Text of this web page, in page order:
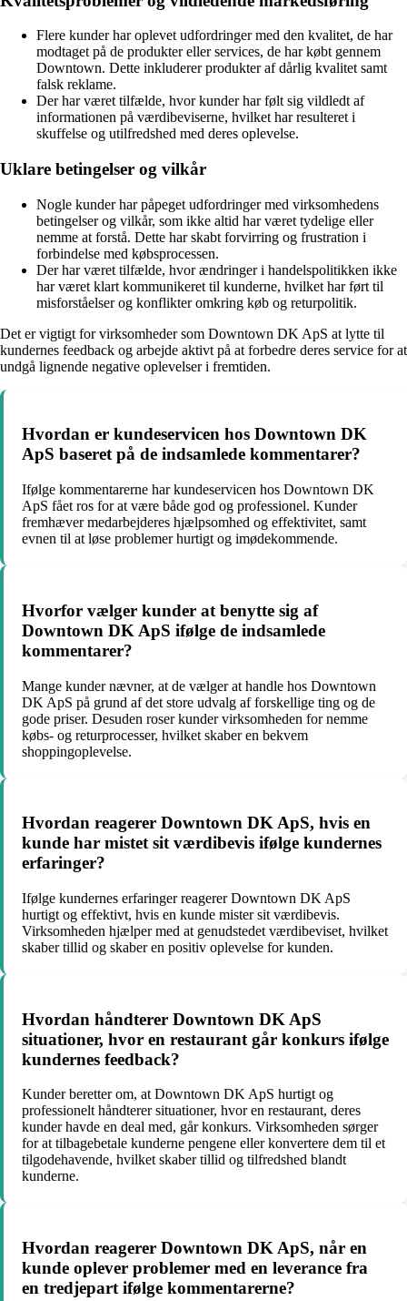
Flere kunder har oplevet udfordringer med den kvalitet, de har
modtaget på de produkter eller services, de har købt gennem
Downtown. Dette inkluderer produkter af dårlig kvalitet samt
falsk reklame.
Der har været tilfælde, hvor kunder har følt sig vildledt af
informationen på værdibeviserne, hvilket har resulteret i
skuffelse og utilfredshed med deres oplevelse.
Uklare betingelser og vilkår
Nogle kunder har påpeget udfordringer med virksomhedens
betingelser og vilkår, som ikke altid har været tydelige eller
nemme at forstå. Dette har skabt forvirring og frustration i
forbindelse med købsprocessen.
Der har været tilfælde, hvor ændringer i handelspolitikken ikke
har været klart kommunikeret til kunderne, hvilket har ført til
misforståelser og konflikter omkring køb og returpolitik.
Det er vigtigt for virksomheder som Downtown DK ApS at lytte til
kundernes feedback og arbejde aktivt på at forbedre deres service for at
undgå lignende negative oplevelser i fremtiden.
Hvordan er kundeservicen hos Downtown DK
ApS baseret på de indsamlede kommentarer?
Ifølge kommentarerne har kundeservicen hos Downtown DK
ApS fået ros for at være både god og professionel. Kunder
fremhæver medarbejderes hjælpsomhed og effektivitet, samt
evnen til at løse problemer hurtigt og imødekommende.
Hvorfor vælger kunder at benytte sig af
Downtown DK ApS ifølge de indsamlede
kommentarer?
Mange kunder nævner, at de vælger at handle hos Downtown
DK ApS på grund af det store udvalg af forskellige ting og de
gode priser. Desuden roser kunder virksomheden for nemme
købs- og returprocesser, hvilket skaber en bekvem
shoppingoplevelse.
Hvordan reagerer Downtown DK ApS, hvis en
kunde har mistet sit værdibevis ifølge kundernes
erfaringer?
Ifølge kundernes erfaringer reagerer Downtown DK ApS
hurtigt og effektivt, hvis en kunde mister sit værdibevis.
Virksomheden hjælper med at genudstedet værdibeviset, hvilket
skaber tillid og skaber en positiv oplevelse for kunden.
Hvordan håndterer Downtown DK ApS
situationer, hvor en restaurant går konkurs ifølge
kundernes feedback?
Kunder beretter om, at Downtown DK ApS hurtigt og
professionelt håndterer situationer, hvor en restaurant, deres
kunder havde en deal med, går konkurs. Virksomheden sørger
for at tilbagebetale kunderne pengene eller konvertere dem til et
tilgodehavende, hvilket skaber tillid og tilfredshed blandt
kunderne.
Hvordan reagerer Downtown DK ApS, når en
kunde oplever problemer med en leverance fra
en tredjepart ifølge kommentarerne?